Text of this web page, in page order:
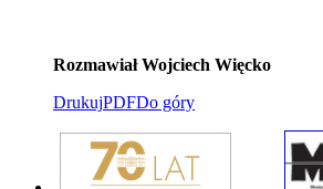
Rozmawiał Wojciech Więcko
DrukujPDFDo góry